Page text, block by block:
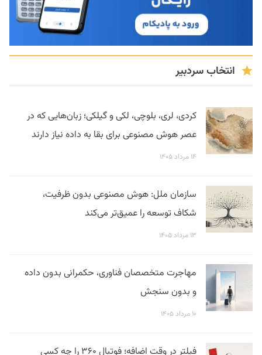
انتخاب سردبیر
کردی، لری، بلوچی، لکی و گیلکی؛ زبان‌هایی که در
عصر هوش مصنوعی برای بقا به داده نیاز دارند
۱۴ مرداد ۱۴۰۵
سازمان ملل: هوش مصنوعی بدون ظرفیت،
شکاف توسعه را عمیق‌تر می‌کند
۱۳ مرداد ۱۴۰۵
مهاجرت متخصصان فناوری، حکمرانی بدون داده
و بدون سنجش
۱۰ مرداد ۱۴۰۵
فیلتر در وقت اضافه؛ فوتبال ۳۶۰ را چه کسی